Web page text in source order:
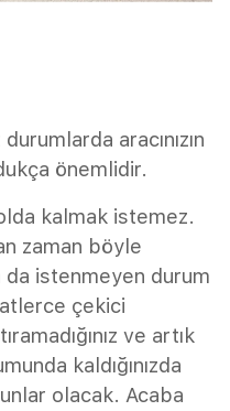
aracınızın
önemlidir.
kalmak istemez.
zaman böyle
istenmeyen durum
çekici
ve artık
kaldığınızda
olacak. Acaba